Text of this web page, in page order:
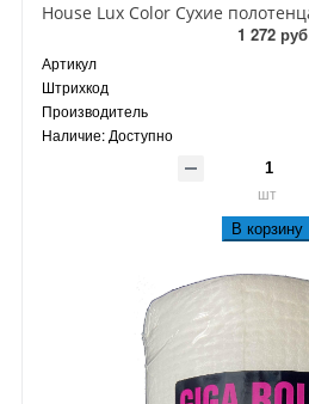
1 272 руб
Артикул
Штрихкод
Производитель
Наличие: Доступно
шт
В корзину